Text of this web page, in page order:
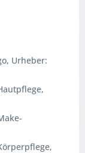
Urheber: